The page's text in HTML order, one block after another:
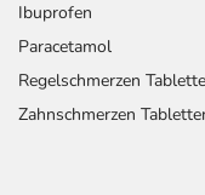
Ibuprofen
Paracetamol
Regelschmerzen
Zahnschmerzen